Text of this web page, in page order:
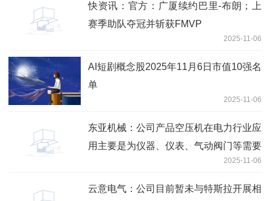
快资讯：官方：广厦续约巴里-布朗；上
赛季助队夺冠并斩获FMVP
2025-11-06
AI短剧概念股2025年11月6日市值10强名
单
2025-11-06
东亚机械：公司产品空压机在电力行业应
用主要是为仪器、仪表、气动阀门等需要
用到压缩空气的系统提供动力_即时2025-11-06
云意电气：公司目前暂未与特斯拉开展相